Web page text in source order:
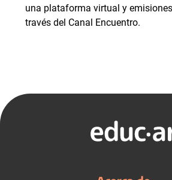
una plataforma virtual y
través del Canal Encuentro.